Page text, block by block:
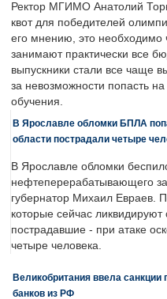
Ректор МГИМО Анатолий
квот для победителей
его мнению, это необходимо
занимают практически все
выпускники стали все чаще
за невозможности попасть
обучения.
В Ярославле обломки БПЛА
области пострадали четыре
В Ярославле обломки
нефтеперерабатывающего
губернатор Михаил Евраев.
которые сейчас ликвидируют
пострадавшие - при атаке
четыре человека.
Великобритания ввела санкции
банков из РФ